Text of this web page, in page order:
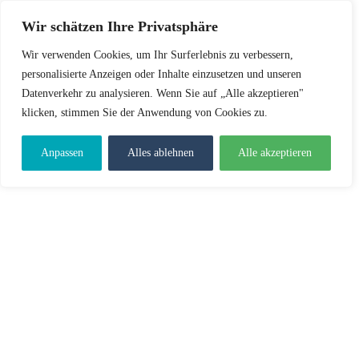
Wir schätzen Ihre Privatsphäre
Wir verwenden Cookies, um Ihr Surferlebnis zu verbessern,
personalisierte Anzeigen oder Inhalte einzusetzen und unseren
Datenverkehr zu analysieren. Wenn Sie auf „Alle akzeptieren"
klicken, stimmen Sie der Anwendung von Cookies zu.
Anpassen Alles ablehnen Alle akzeptieren